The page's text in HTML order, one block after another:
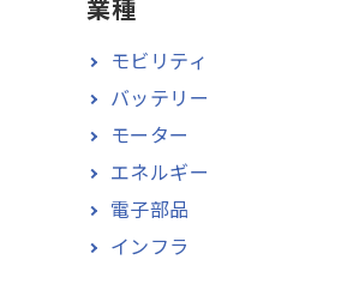
業種
モビリティ
バッテリー
モーター
エネルギー
電子部品
インフラ